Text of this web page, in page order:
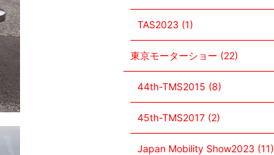
TAS2023 (1)
東京モーターショー (22)
44th-TMS2015 (8)
45th-TMS2017 (2)
Japan Mobility Show2023 (11)